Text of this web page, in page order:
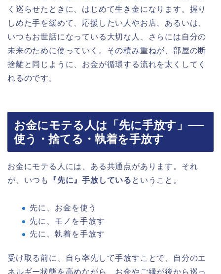
く巡らせたときに、はじめて生き金になります。握り
しめた手を緩めて、応援したい人やお店、あるいは、
いつもお世話になっている大切な人、さらには自分の
未来のために使っていく。その積み重ねが、部屋の断
捨離と同じように、お金が循環する流れを太くしてく
れるのです。
お金にモテる人は「先に手放す」──
使う・捨てる・執着を手放す
お金にモテる人には、ある共通点があります。それ
が、いつも
『先に』手放している ということ。
先に、お金を使う
先に、モノを手放す
先に、執着を手放す
受け取る前に、自ら率先して手放すことで、自分のエ
ネルギー状態を高めながら、お金やご縁が後から巡っ